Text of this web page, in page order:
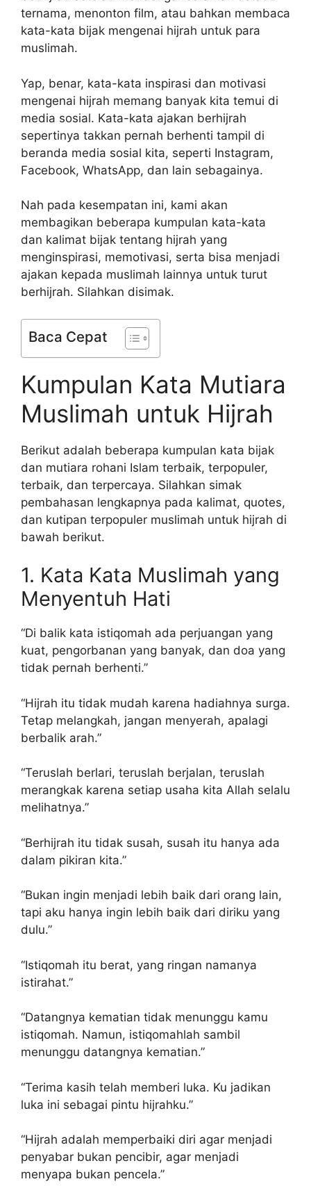
ternama, menonton film, atau bahkan membaca
kata-kata bijak mengenai hijrah untuk para
muslimah.
Yap, benar, kata-kata inspirasi dan motivasi
mengenai hijrah memang banyak kita temui di
media sosial. Kata-kata ajakan berhijrah
sepertinya takkan pernah berhenti tampil di
beranda media sosial kita, seperti Instagram,
Facebook, WhatsApp, dan lain sebagainya.
Nah pada kesempatan ini, kami akan
membagikan beberapa kumpulan kata-kata
dan kalimat bijak tentang hijrah yang
menginspirasi, memotivasi, serta bisa menjadi
ajakan kepada muslimah lainnya untuk turut
berhijrah. Silahkan disimak.
Baca Cepat
Kumpulan Kata Mutiara
Muslimah untuk Hijrah
Berikut adalah beberapa kumpulan kata bijak
dan mutiara rohani Islam terbaik, terpopuler,
terbaik, dan terpercaya. Silahkan simak
pembahasan lengkapnya pada kalimat, quotes,
dan kutipan terpopuler muslimah untuk hijrah di
bawah berikut.
1. Kata Kata Muslimah yang
Menyentuh Hati
“Di balik kata istiqomah ada perjuangan yang
kuat, pengorbanan yang banyak, dan doa yang
tidak pernah berhenti.”
“Hijrah itu tidak mudah karena hadiahnya surga.
Tetap melangkah, jangan menyerah, apalagi
berbalik arah.”
“Teruslah berlari, teruslah berjalan, teruslah
merangkak karena setiap usaha kita Allah selalu
melihatnya.”
“Berhijrah itu tidak susah, susah itu hanya ada
dalam pikiran kita.”
“Bukan ingin menjadi lebih baik dari orang lain,
tapi aku hanya ingin lebih baik dari diriku yang
dulu.”
“Istiqomah itu berat, yang ringan namanya
istirahat.”
“Datangnya kematian tidak menunggu kamu
istiqomah. Namun, istiqomahlah sambil
menunggu datangnya kematian.”
“Terima kasih telah memberi luka. Ku jadikan
luka ini sebagai pintu hijrahku.”
“Hijrah adalah memperbaiki diri agar menjadi
penyabar bukan pencibir, agar menjadi
menyapa bukan pencela.”